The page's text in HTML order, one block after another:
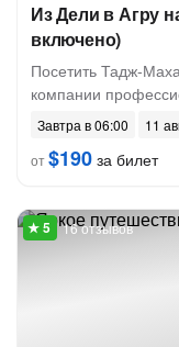
Из Дели в Агру
включено)
Посетить Тадж-
компании
Завтра в 06:00
11
от$190 за билет
16 отзывов